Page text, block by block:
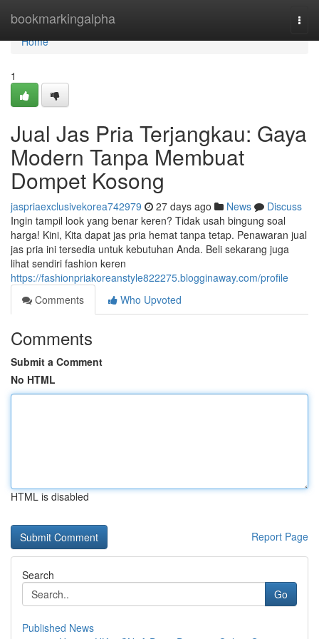
bookmarkingalpha
Home
Home
1
Jual Jas Pria Terjangkau: Gaya
Modern Tanpa Membuat
Dompet Kosong
jaspriaexclusivekorea742979 27 days ago News
Discuss
Ingin tampil look yang benar keren? Tidak usah bingung soal
harga! Kini, Kita dapat jas pria hemat tanpa tetap. Penawaran jual
jas pria ini tersedia untuk kebutuhan Anda. Beli sekarang juga
lihat sendiri fashion keren
https://fashionpriakoreanstyle822275.blogginaway.com/profile
Comments
Who Upvoted
Comments
Submit a Comment
No HTML
HTML is disabled
Report Page
Search
Go
Published News